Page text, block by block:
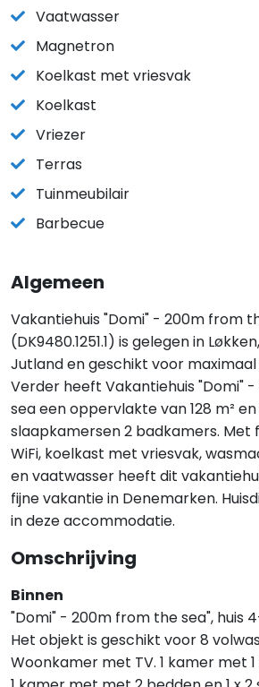
Vaatwasser
Magnetron
Koelkast met vriesvak
Koelkast
Vriezer
Terras
Tuinmeubilair
Barbecue
Algemeen
Vakantiehuis "Domi" - 200m from
(DK9480.1251.1) is gelegen in
Jutland en geschikt voor
Verder heeft Vakantiehuis "Domi"
sea een oppervlakte van 128 m²
slaapkamersen 2 badkamers. Met
WiFi, koelkast met vriesvak,
en vaatwasser heeft dit
fijne vakantie in Denemarken.
in deze accommodatie.
Omschrijving
Binnen
"Domi" - 200m from the sea", huis
Het objekt is geschikt voor 8
Woonkamer met TV. 1 kamer met